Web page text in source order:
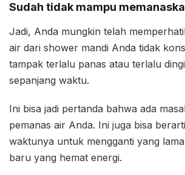
Sudah tidak mampu
Jadi, Anda mungkin telah
air dari shower mandi Anda tidak
tampak terlalu panas atau terlalu
sepanjang waktu.
Ini bisa jadi pertanda bahwa ada
pemanas air Anda. Ini juga bisa
waktunya untuk mengganti yang
baru yang hemat energi.